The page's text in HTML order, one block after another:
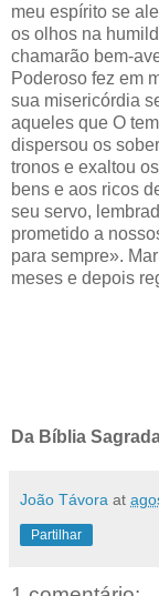
meu espírito se
os olhos na
chamarão bem-
Poderoso fez em
sua misericórdia
aqueles que O
dispersou os
tronos e exaltou
bens e aos ricos
seu servo,
prometido a
para sempre».
meses e depois
Da Bíblia
João Távora at
Partilhar